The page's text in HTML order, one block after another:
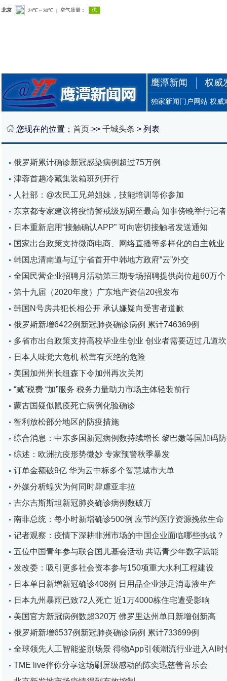
鹰潭新闻 权威
独家新闻门户网站 权威
您现在的位置： 首页 >> 千城头条 > 列表
俄罗斯累计确诊新冠感染病例超过75万例
津蓉首趟冷藏集装箱班列开行
人社部：@农民工兄弟姐妹，技能培训等你参加
东京都专家建议将疫情警戒级别调至最高 知事傍晚举行记
日本重新启用“接触确认APP” 可向密切接触者发送通知
国家出台政策支持微商电商、网络直播等多样化的自主就业
韩国忠清南道与辽宁省首开中韩地方政府“云”外交
全国民营企业招聘月活动第三期专场招聘提供岗位超60万个
第十九届（2020年度）广东地产资信20强发布
韩国N号房共犯长相公开 承认嫌疑向受害者道歉
俄罗斯新增6422例新冠肺炎确诊病例 累计746369例
多省市出台政策支持高校毕业生创业 创业者需要迈过几道
日本人味觉大危机 松茸有灭绝的危险
美国加州州长纽森下令加州再次关闭
“减”税费 “加”服务 税务力量助力市场主体轻装前行
蒙古国疑似鼠疫死亡病例化验确诊
智利放松部分地区的防疫措施
综合消息：中东多国新冠病例数持续增长 黎巴嫩等国加码
综述：欧洲抗疫形势微妙 专家预警秋季暴发
订单金额破9亿 华为云中标多个智慧城市大单
外媒分析蝗灾为何同时肆虐亚非拉
吉尔吉斯斯坦新冠肺炎确诊病例数破万
南非总统：每小时新增确诊500例 应节约医疗资源挽救生命
记者观察：疫情下深耕非洲市场的中国企业面临哪些挑战？
五位中国青年参与联合国儿基会活动 共话青少年数字赋能
发改委：吸引更多社会资本参与150项重大水利工程建设
日本单日新增新冠确诊408例 日用品企业涉足消毒液生产
日本九州暴雨已致72人死亡 近1万4000栋住宅遭受影响
美国官方新冠病例数超320万 佛罗里达州单日新增创新高
俄罗斯新增6537例新冠肺炎确诊病例 累计733699例
全球领先人工智能鉴别场景 得物App引领潮流行业进入AI时
TME live伴你分享这场刷屏级感动的陈奕迅慈善音乐会